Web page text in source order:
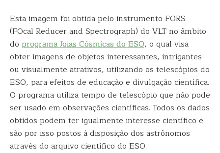
Esta imagem foi obtida pelo instrumento FORS
(FOcal Reducer and Spectrograph) do VLT no âmbito
do programa Joias Cósmicas do ESO, o qual visa
obter imagens de objetos interessantes, intrigantes
ou visualmente atrativos, utilizando os telescópios do
ESO, para efeitos de educação e divulgação científica.
O programa utiliza tempo de telescópio que não pode
ser usado em observações científicas. Todos os dados
obtidos podem ter igualmente interesse científico e
são por isso postos à disposição dos astrônomos
através do arquivo científico do ESO.